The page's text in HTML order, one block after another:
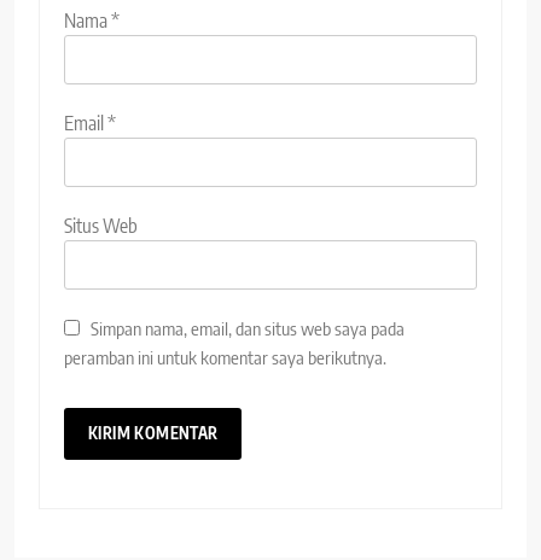
Nama*
Email*
Situs Web
Simpan nama, email, dan situs web saya pada
peramban ini untuk komentar saya berikutnya.